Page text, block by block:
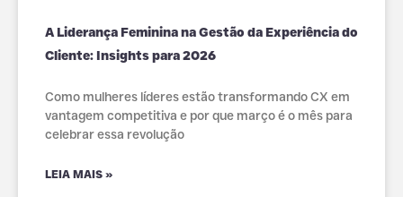
A Liderança Feminina na Gestão da Experiência do
Cliente: Insights para 2026
Como mulheres líderes estão transformando CX em
vantagem competitiva e por que março é o mês para
celebrar essa revolução
LEIA MAIS »